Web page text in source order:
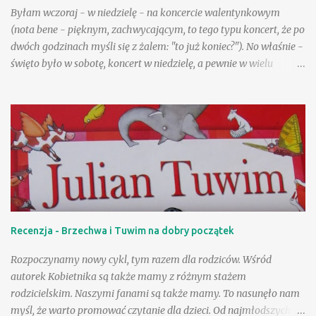
Byłam wczoraj - w niedzielę - na koncercie walentynkowym
(nota bene - pięknym, zachwycającym, to tego typu koncert, że po
dwóch godzinach myśli się z żalem: "to już koniec?"). No właśnie -
święto było w sobotę, koncert w niedzielę, a pewnie w wielu
względem jesteśmy zgodni - okazywanie uczuć bez względu na
datę aprobujemy bez wahania. A jednocześnie przecież mamy
często zastrzeżenia odnośnie nieco starszych zakochanych czy
tych najmłodszych. Takie właśnie kwestie zostały przestawione w
"Pajączku na rowerze": jej główni bohaterowie to Ola i Łukasz,
uczniowie szkoły podstawowej. Ich znajomość to dobre
potwierdzenie tezy, iż przeciwieństwa przyciągają się, a także
powiedzenia: "Kto się lubi, ten się czubi", choć w przypadku tych
wysportowana, nieco rozt...
Recenzja - Brzechwa i Tuwim na dobry początek
Rozpoczynamy nowy cykl, tym razem dla rodziców. Wśród
autorek Kobietnika są także mamy z różnym stażem
rodzicielskim. Naszymi fanami są także mamy. To nasunęło nam
myśl, że warto promować czytanie dla dzieci. Od najmłodszych lat